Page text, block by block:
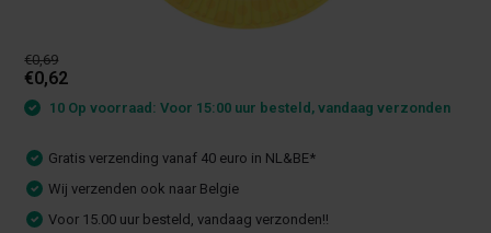
€0,69
€0,62
10 Op voorraad: Voor 15:00 uur besteld, vandaag verzonden
Gratis verzending vanaf 40 euro in NL&BE*
Wij verzenden ook naar Belgie
Voor 15.00 uur besteld, vandaag verzonden!!